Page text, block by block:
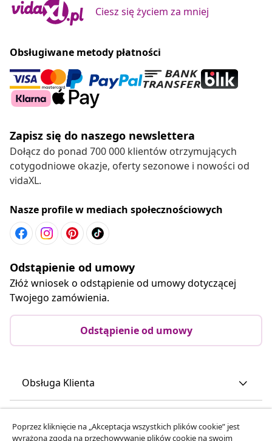
Ciesz się życiem za mniej
Obsługiwane metody płatności
Zapisz się do naszego newslettera
Dołącz do ponad 700 000 klientów otrzymujących
cotygodniowe okazje, oferty sezonowe i nowości od
vidaXL.
Nasze profile w mediach społecznościowych
Odstąpienie od umowy
Złóż wniosek o odstąpienie od umowy dotyczącej
Twojego zamówienia.
Odstąpienie od umowy
Obsługa Klienta
Poprzez kliknięcie na „Akceptacja wszystkich plików cookie” jest
wyrażona zgoda na przechowywanie plików cookie na swoim